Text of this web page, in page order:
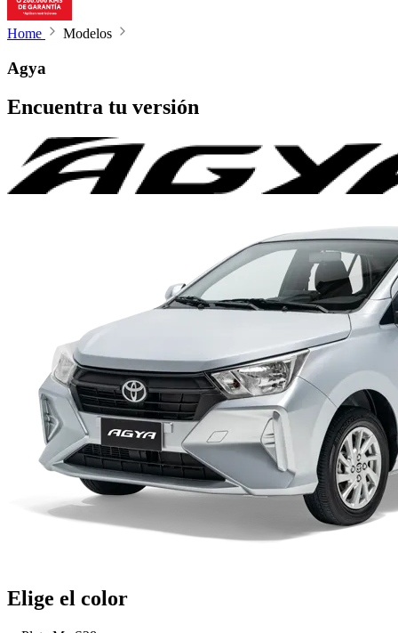
Home Modelos
Agya
Encuentra tu versión
Elige el color